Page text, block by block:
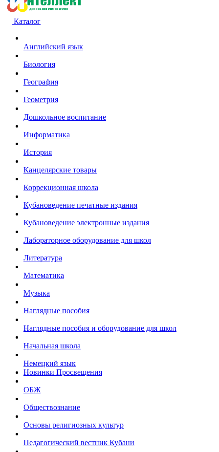
Каталог
Английский язык
Биология
География
Геометрия
Дошкольное воспитание
Информатика
История
Канцелярские товары
Коррекционная школа
Кубановедение печатные издания
Кубановедение электронные издания
Лабораторное оборудование для школ
Литература
Математика
Музыка
Наглядные пособия
Наглядные пособия и оборудование для школ
Начальная школа
Немецкий язык
Новинки Просвещения
ОБЖ
Обществознание
Основы религиозных культур
Педагогический вестник Кубани